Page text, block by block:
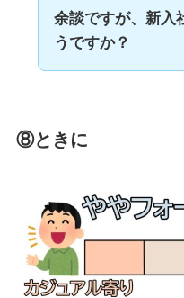
余談ですが、新入
うですか？
⑧ときに